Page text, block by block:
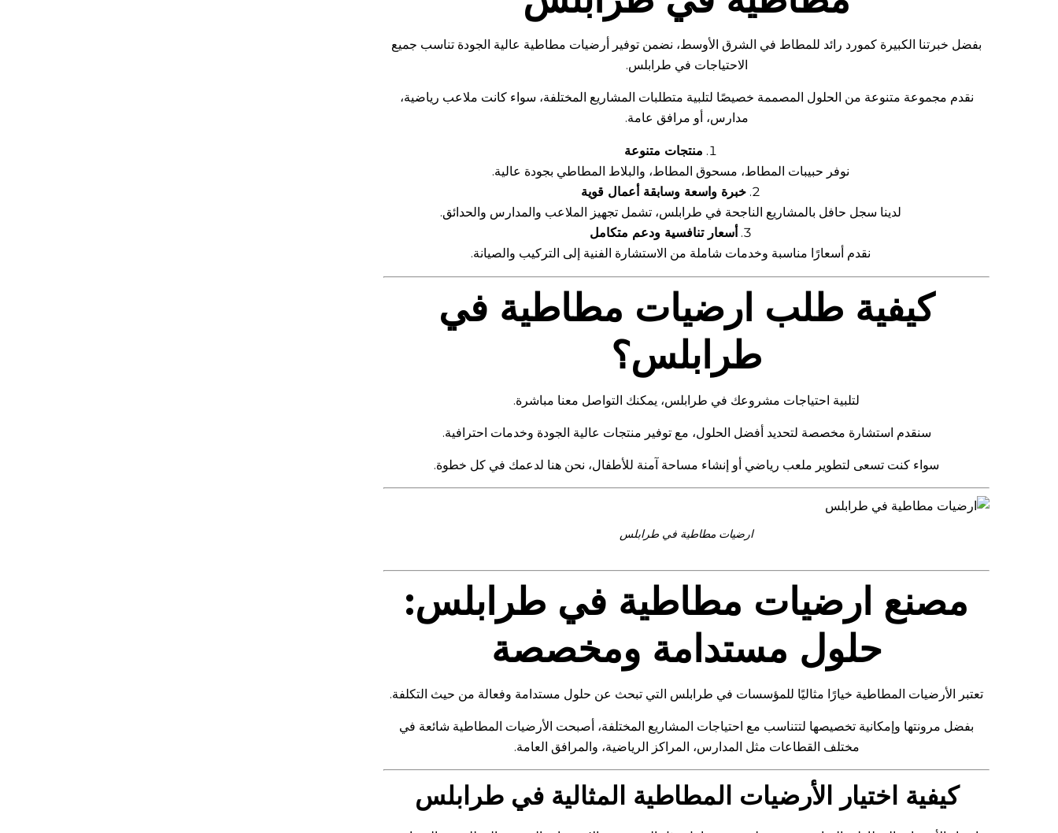
بفضل خبرتنا الكبيرة كمورد رائد للمطاط في الشرق الأوسط، نضمن توفير أرضيات مطاطية عالية الجودة تناسب جميع
الاحتياجات في طرابلس.
نقدم مجموعة متنوعة من الحلول المصممة خصيصًا لتلبية متطلبات المشاريع المختلفة، سواء كانت ملاعب رياضية،
مدارس، أو مرافق عامة.
منتجات متنوعة
نوفر حبيبات المطاط، مسحوق المطاط، والبلاط المطاطي بجودة عالية.
خبرة واسعة وسابقة أعمال قوية
لدينا سجل حافل بالمشاريع الناجحة في طرابلس، تشمل تجهيز الملاعب والمدارس والحدائق.
أسعار تنافسية ودعم متكامل
نقدم أسعارًا مناسبة وخدمات شاملة من الاستشارة الفنية إلى التركيب والصيانة.
كيفية طلب ارضيات مطاطية في
طرابلس؟
لتلبية احتياجات مشروعك في طرابلس، يمكنك التواصل معنا مباشرة.
سنقدم استشارة مخصصة لتحديد أفضل الحلول، مع توفير منتجات عالية الجودة وخدمات احترافية.
سواء كنت تسعى لتطوير ملعب رياضي أو إنشاء مساحة آمنة للأطفال، نحن هنا لدعمك في كل خطوة.
ارضيات مطاطية في طرابلس
مصنع ارضيات مطاطية في طرابلس:
حلول مستدامة ومخصصة
تعتبر الأرضيات المطاطية خيارًا مثاليًا للمؤسسات في طرابلس التي تبحث عن حلول مستدامة وفعالة من حيث التكلفة.
بفضل مرونتها وإمكانية تخصيصها لتتناسب مع احتياجات المشاريع المختلفة، أصبحت الأرضيات المطاطية شائعة في
مختلف القطاعات مثل المدارس، المراكز الرياضية، والمرافق العامة.
كيفية اختيار الأرضيات المطاطية المثالية في طرابلس